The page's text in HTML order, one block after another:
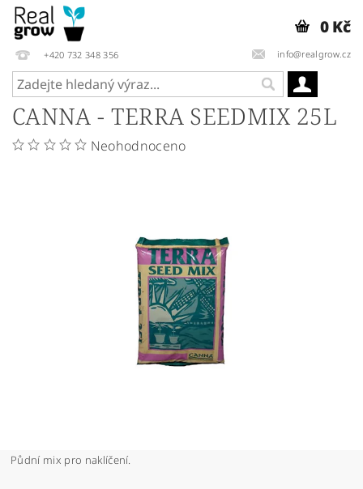
+420 732 348 356 info@realgrow.cz
0 Kč
CANNA - TERRA SEEDMIX 25L
Neohodnoceno
Půdní mix pro naklíčení.